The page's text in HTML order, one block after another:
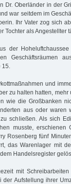
Dr. Oberländer in der
war seitdem im
Ihr Vater zog sich
Tochter als Angestellter
der
Geschäftsräumen
und
zu halten hatten, mehr
wie die Großbanken
aus oder waren
schließen. Als sich
musste, erschienen
Rosenberg fünf
das Warenlager mit
Handelsregister
mit Schreibarbeiten
Aufstellung ihrer